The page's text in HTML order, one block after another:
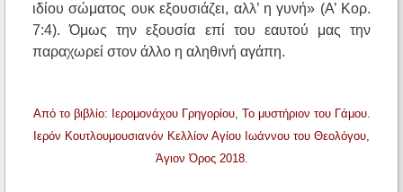
ιδίου σώματος ουκ εξουσιάζει, αλλ’ η γυνή» (Α’ Κορ.
7:4). Όμως την εξουσία επί του εαυτού μας την
παραχωρεί στον άλλο η αληθινή αγάπη.
Από το βιβλίο: Ιερομονάχου Γρηγορίου, Το μυστήριον του Γάμου.
Ιερόν Κουτλουμουσιανόν Κελλίον Αγίου Ιωάννου του Θεολόγου,
Άγιον Όρος 2018.